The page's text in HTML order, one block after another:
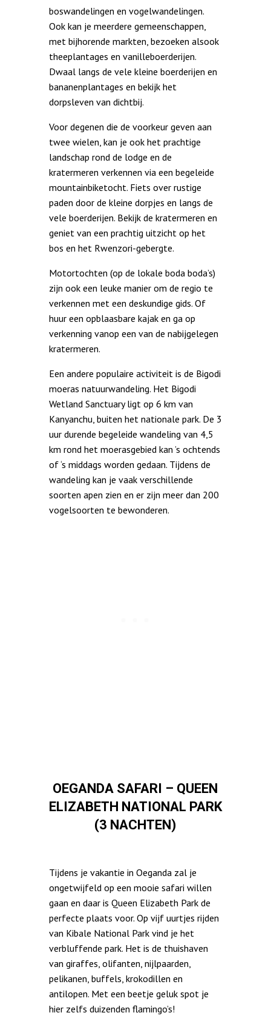
boswandelingen en vogelwandelingen.
Ook kan je meerdere gemeenschappen,
met bijhorende markten, bezoeken alsook
theeplantages en vanilleboerderijen.
Dwaal langs de vele kleine boerderijen en
bananenplantages en bekijk het
dorpsleven van dichtbij.
Voor degenen die de voorkeur geven aan
twee wielen, kan je ook het prachtige
landschap rond de lodge en de
kratermeren verkennen via een begeleide
mountainbiketocht. Fiets over rustige
paden door de kleine dorpjes en langs de
vele boerderijen. Bekijk de kratermeren en
geniet van een prachtig uitzicht op het
bos en het Rwenzori-gebergte.
Motortochten (op de lokale boda boda’s)
zijn ook een leuke manier om de regio te
verkennen met een deskundige gids. Of
huur een opblaasbare kajak en ga op
verkenning vanop een van de nabijgelegen
kratermeren.
Een andere populaire activiteit is de Bigodi
moeras natuurwandeling. Het Bigodi
Wetland Sanctuary ligt op 6 km van
Kanyanchu, buiten het nationale park. De 3
uur durende begeleide wandeling van 4,5
km rond het moerasgebied kan ’s ochtends
of ‘s middags worden gedaan. Tijdens de
wandeling kan je vaak verschillende
soorten apen zien en er zijn meer dan 200
vogelsoorten te bewonderen.
OEGANDA SAFARI – QUEEN
ELIZABETH NATIONAL PARK
(3 NACHTEN)
Tijdens je vakantie in Oeganda zal je
ongetwijfeld op een mooie safari willen
gaan en daar is Queen Elizabeth Park de
perfecte plaats voor. Op vijf uurtjes rijden
van Kibale National Park vind je het
verbluffende park. Het is de thuishaven
van giraffes, olifanten, nijlpaarden,
pelikanen, buffels, krokodillen en
antilopen. Met een beetje geluk spot je
hier zelfs duizenden flamingo’s!